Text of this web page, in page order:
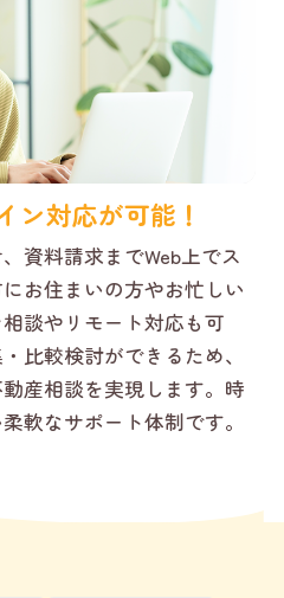
ン対応が可能！
資料請求までWeb上でス
お住まいの方やお忙しい
談やリモート対応も可
比較検討ができるため、
産相談を実現します。時
軟なサポート体制です。